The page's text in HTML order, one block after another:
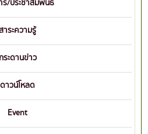
ร/ประชาสัมพันธ์
าระความรู้
ระดานข่าว
ดาวน์โหลด
Event